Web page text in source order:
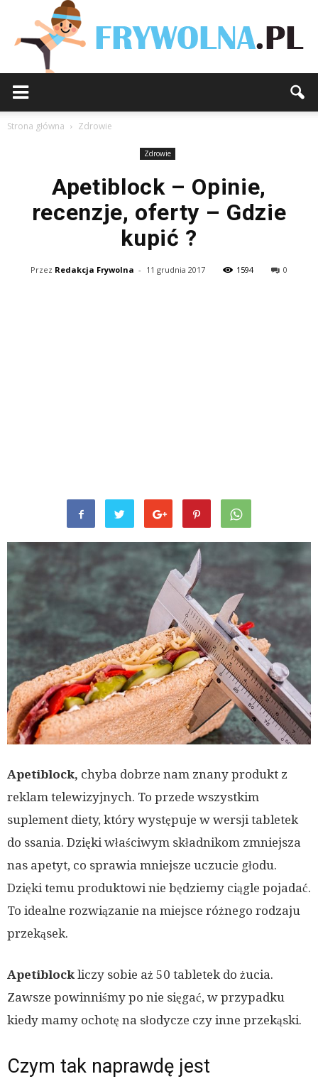
Strona główna Zdrowie
Zdrowie
Apetiblock – Opinie,
recenzje, oferty – Gdzie
kupić ?
Przez Redakcja Frywolna - 11 grudnia 2017 1594 0
Apetiblock, chyba dobrze nam znany produkt z
reklam telewizyjnych. To przede wszystkim
suplement diety, który występuje w wersji tabletek
do ssania. Dzięki właściwym składnikom zmniejsza
nas apetyt, co sprawia mniejsze uczucie głodu.
Dzięki temu produktowi nie będziemy ciągle pojadać.
To idealne rozwiązanie na miejsce różnego rodzaju
przekąsek.
Apetiblockliczy sobie aż 50 tabletek do żucia.
Zawsze powinniśmy po nie sięgać, w przypadku
kiedy mamy ochotę na słodycze czy inne przekąski.
Czym tak naprawdę jest